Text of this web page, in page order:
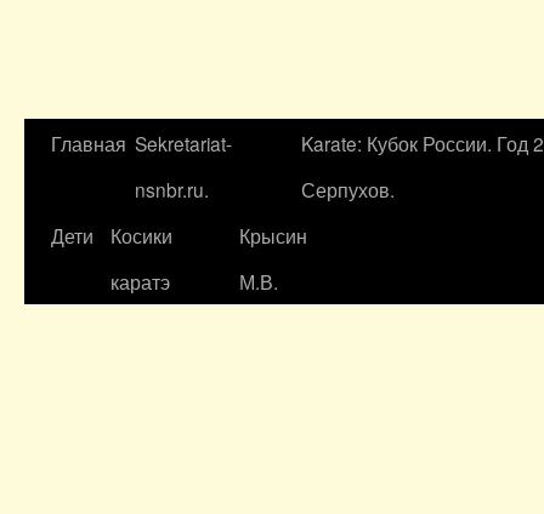
Главная Sekretariat-
nsnbr.ru.
Karate: Кубок России. Год
Серпухов.
Дети
Косики
каратэ
Крысин
М.В.